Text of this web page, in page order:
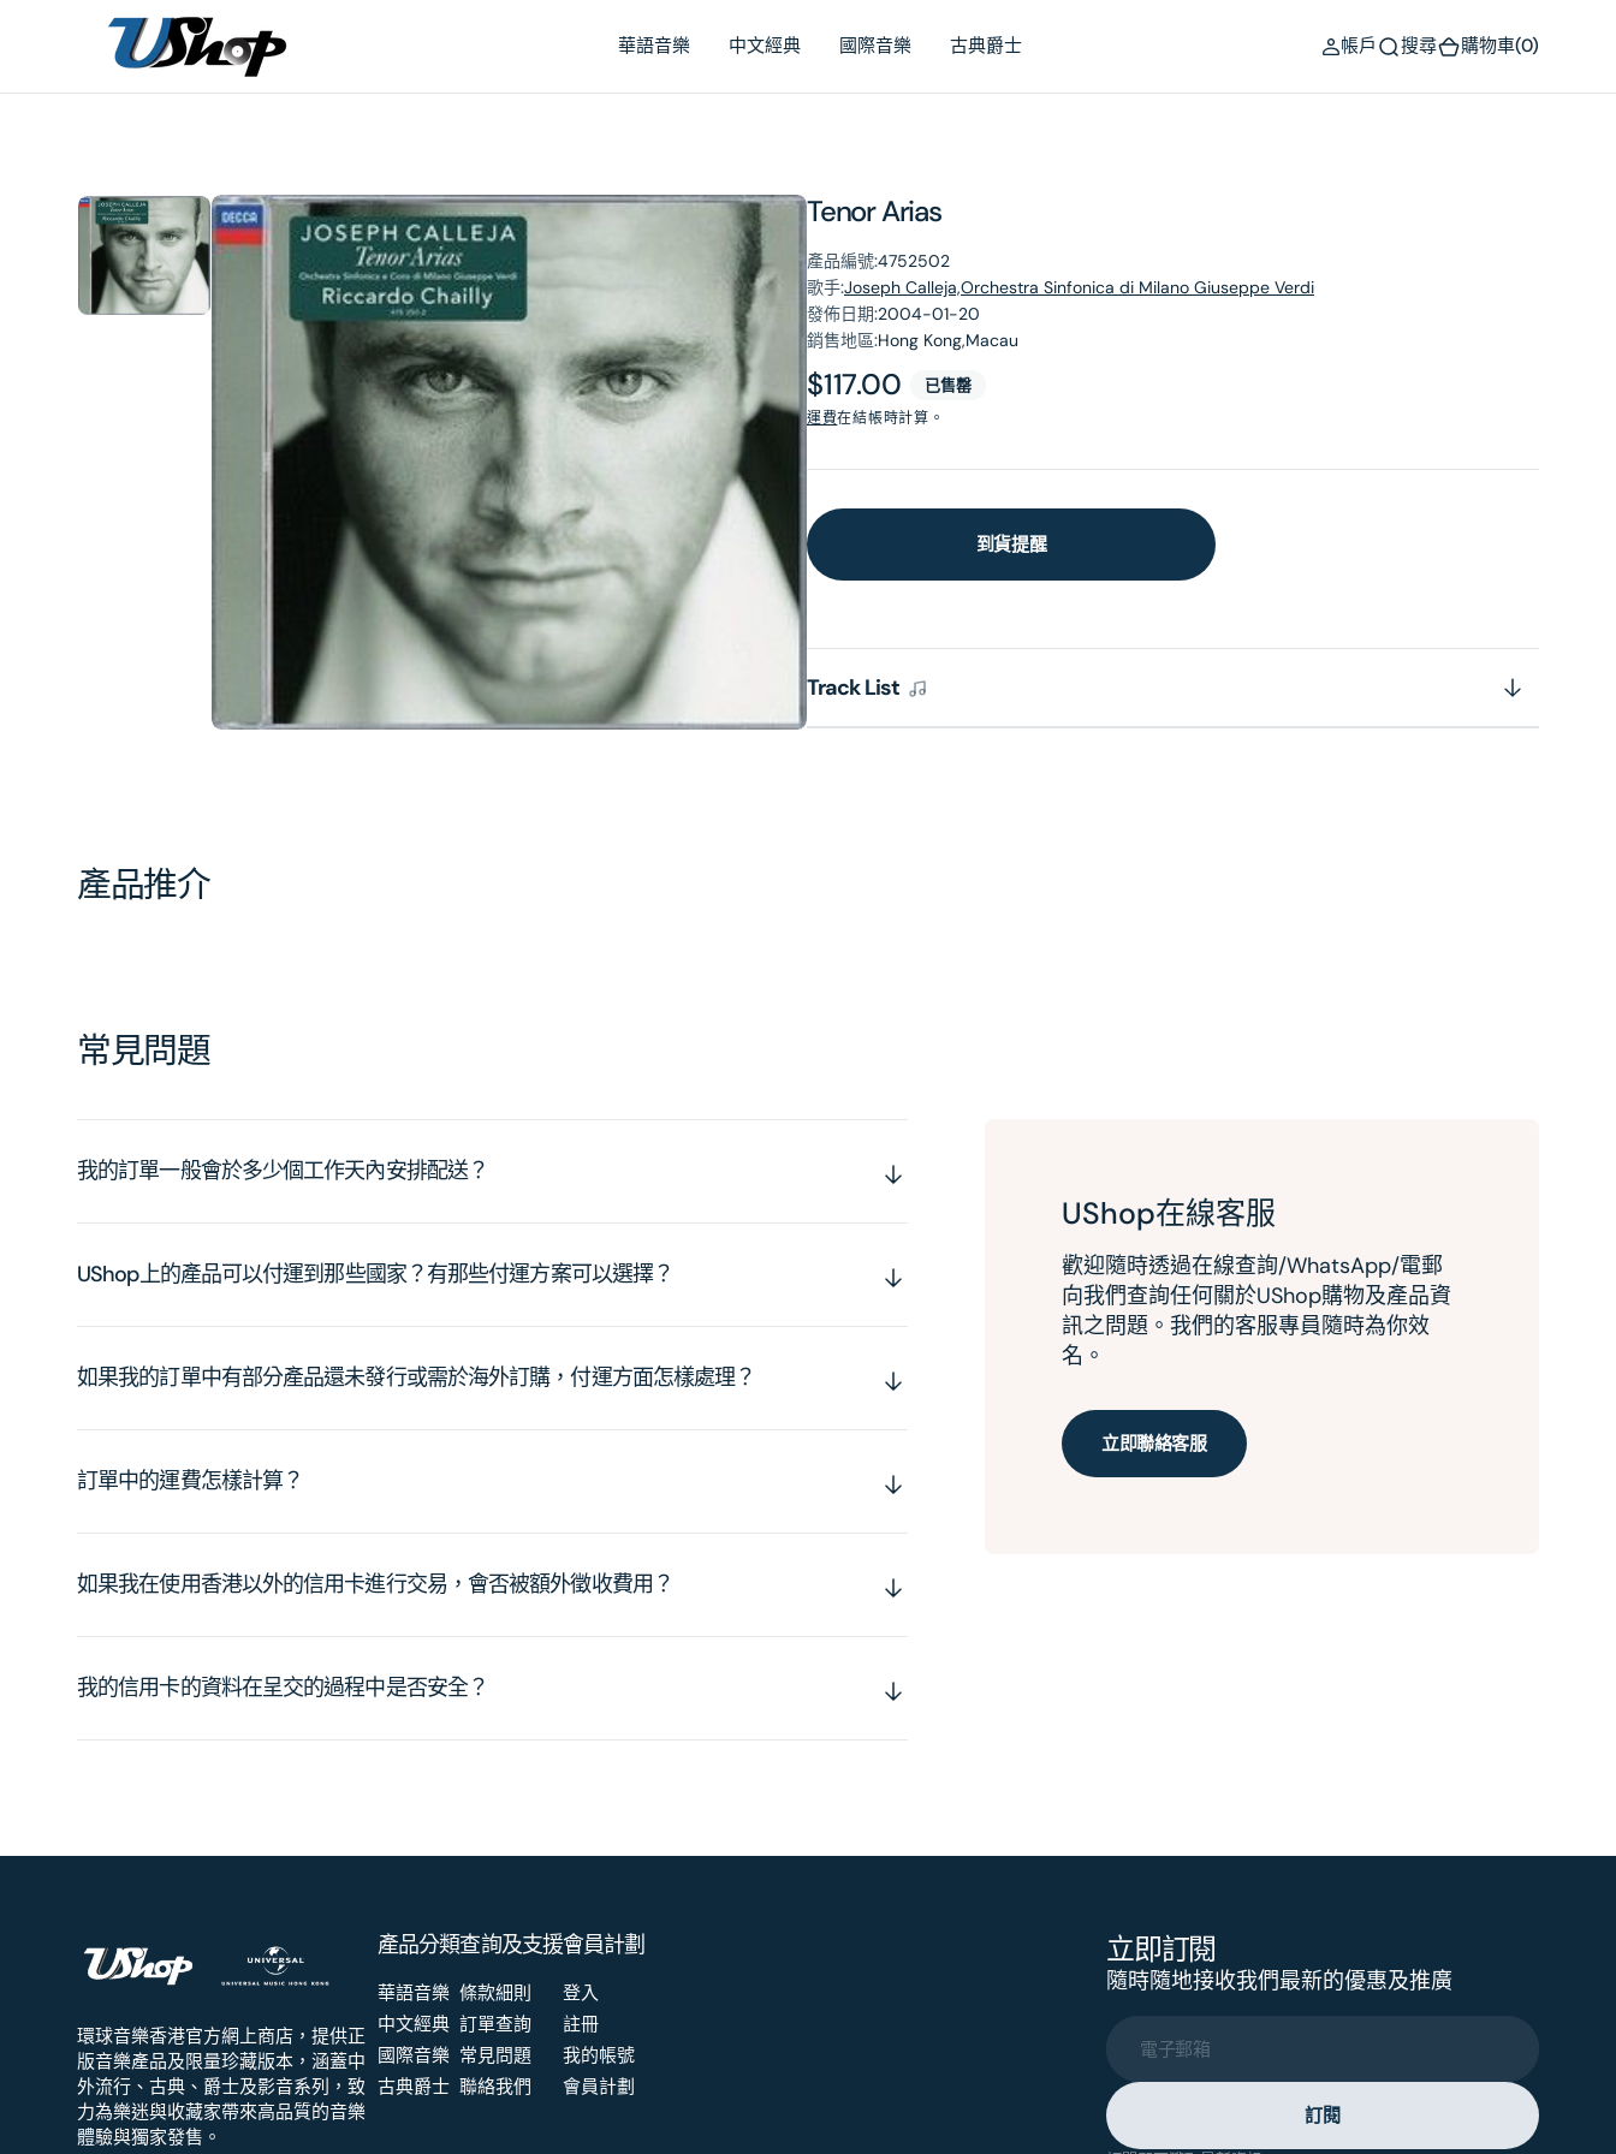
華語音樂 中文經典 國際音樂 古典爵士 帳戶 搜尋 購物車(0)
Tenor Arias
產品編號:4752502
歌手:Joseph Calleja,Orchestra Sinfonica di Milano Giuseppe Verdi
發佈日期:2004-01-20
銷售地區:Hong Kong,Macau
原
價
$117.00 已售罄
運費在結帳時計算。
到貨提醒
Track List
在
相
簿
中
開
第
張
產品推介
常見問題
我的訂單一般會於多少個工作天內安排配送？
UShop上的產品可以付運到那些國家？有那些付運方案可以選擇？
如果我的訂單中有部分產品還未發行或需於海外訂購，付運方面怎樣處理？
訂單中的運費怎樣計算？
如果我在使用香港以外的信用卡進行交易，會否被額外徵收費用？
我的信用卡的資料在呈交的過程中是否安全？
UShop在線客服
歡迎隨時透過在線查詢/WhatsApp/電郵
向我們查詢任何關於UShop購物及產品資
訊之問題。我們的客服專員隨時為你效
名。
立即聯絡客服
環球音樂香港官方網上商店，提供正
版音樂產品及限量珍藏版本，涵蓋中
外流行、古典、爵士及影音系列，致
力為樂迷與收藏家帶來高品質的音樂
體驗與獨家發售。
產品分類
華語音樂
中文經典
國際音樂
古典爵士
查詢及支援
條款細則
訂單查詢
常見問題
聯絡我們
會員計劃
登入
註冊
我的帳號
會員計劃
立即訂閱
隨時隨地接收我們最新的優惠及推廣
電子郵箱
訂閱